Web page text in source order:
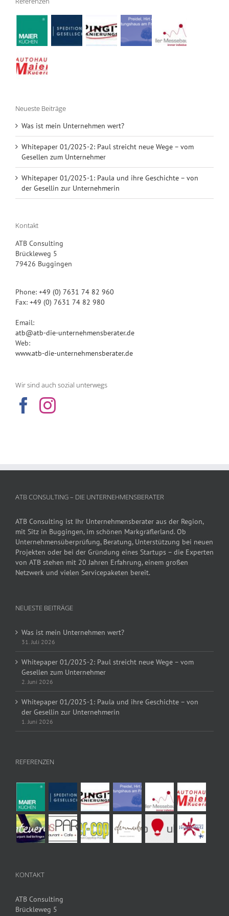
Neueste Beiträge
Was ist mein Unternehmen wert?
Whitepaper 01/2025-2: Paul streicht neue Wege – vom
Gesellen zum Unternehmer
Whitepaper 01/2025-1: Paula und ihre Geschichte – von
der Gesellin zur Unternehmerin
Kontakt
ATB Consulting
Brückleweg 5
79426 Buggingen
Phone: +49 (0) 7631 74 82 960
Fax: +49 (0) 7631 74 82 980
Email:
atb@atb-die-unternehmensberater.de
Web:
www.atb-die-unternehmensberater.de
Wir sind auch sozial unterwegs
ATB CONSULTING – DIE UNTERNEHMENSBERATER
ATB Consulting ist Ihr Unternehmensberater aus der Region,
mit Sitz in Buggingen, im schönen Markgräflerland. Ob
Unternehmensüberprüfung, Beratung, Unterstützung bei neuen
Projekten oder bei der Gründung eines Startups – die Experten
von ATB stehen mit 20 Jahren Erfahrung, einem großen
Netzwerk und vielen Servicepaketen bereit.
NEUESTE BEITRÄGE
Was ist mein Unternehmen wert?
31. Juli 2026
Whitepaper 01/2025-2: Paul streicht neue Wege – vom
Gesellen zum Unternehmer
2. Juni 2026
Whitepaper 01/2025-1: Paula und ihre Geschichte – von
der Gesellin zur Unternehmerin
1. Juni 2026
REFERENZEN
KONTAKT
ATB Consulting
Brückleweg 5